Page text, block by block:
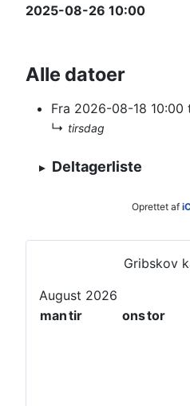
Gribskov
T
l
i
N
t
e
August 2026
mantir onstor
2025-08-26 10:00
Alle datoer
Fra 2026-08-18 10:00
↳ tirsdag
Deltagerliste
Oprettet af